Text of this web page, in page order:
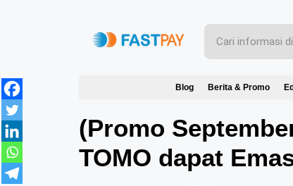
Blog Berita & Promo
(Promo
TOMO dapat